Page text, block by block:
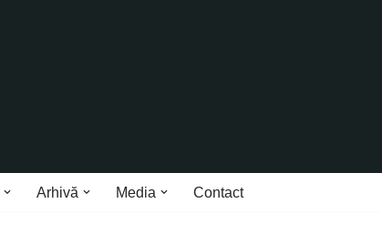
Arhivă Media Contact